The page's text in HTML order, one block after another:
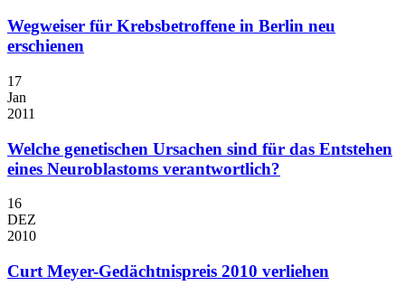
Wegweiser für Krebsbetroffene in Berlin neu
erschienen
17
Jan
2011
Welche genetischen Ursachen sind für das Entstehen
eines Neuroblastoms verantwortlich?
16
DEZ
2010
Curt Meyer-Gedächtnispreis 2010 verliehen